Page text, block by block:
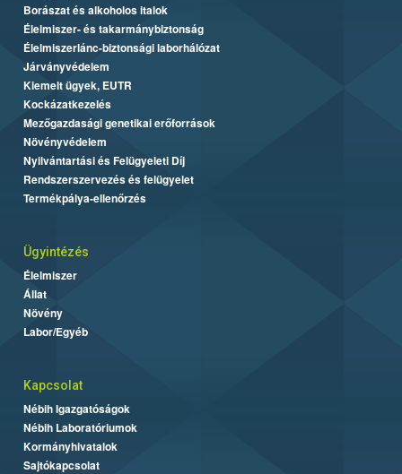
Borászat és alkoholos italok
Élelmiszer- és takarmánybiztonság
Élelmiszerlánc-biztonsági laborhálózat
Járványvédelem
Kiemelt ügyek, EUTR
Kockázatkezelés
Mezőgazdasági genetikai erőforrások
Növényvédelem
Nyilvántartási és Felügyeleti Díj
Rendszerszervezés és felügyelet
Termékpálya-ellenőrzés
Ügyintézés
Élelmiszer
Állat
Növény
Labor/Egyéb
Kapcsolat
Nébih Igazgatóságok
Nébih Laboratóriumok
Kormányhivatalok
Sajtókapcsolat